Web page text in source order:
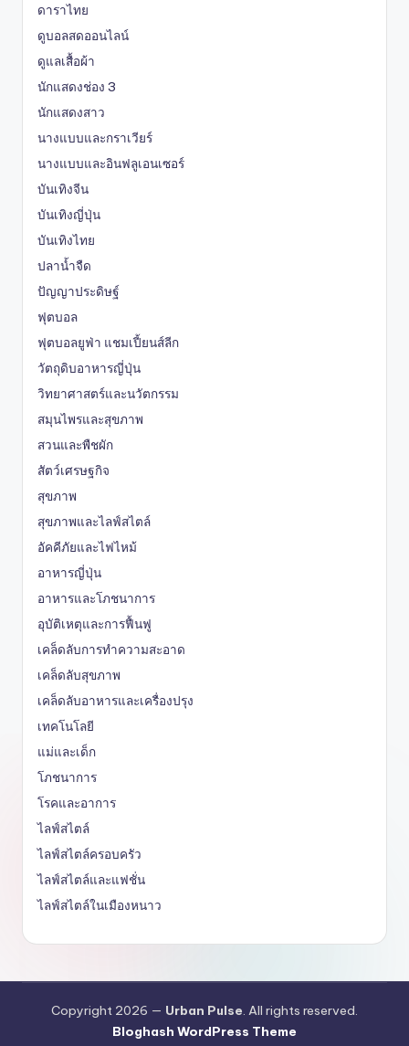
ดาราไทย
ดูบอลสดออนไลน์
ดูแลเสื้อผ้า
นักแสดงช่อง 3
นักแสดงสาว
นางแบบและกราเวียร์
นางแบบและอินฟลูเอนเซอร์
บันเทิงจีน
บันเทิงญี่ปุ่น
บันเทิงไทย
ปลาน้ำจืด
ปัญญาประดิษฐ์
ฟุตบอล
ฟุตบอลยูฟ่า แชมเปี้ยนส์ลีก
วัตถุดิบอาหารญี่ปุ่น
วิทยาศาสตร์และนวัตกรรม
สมุนไพรและสุขภาพ
สวนและพืชผัก
สัตว์เศรษฐกิจ
สุขภาพ
สุขภาพและไลฟ์สไตล์
อัคคีภัยและไฟไหม้
อาหารญี่ปุ่น
อาหารและโภชนาการ
อุบัติเหตุและการฟื้นฟู
เคล็ดลับการทำความสะอาด
เคล็ดลับสุขภาพ
เคล็ดลับอาหารและเครื่องปรุง
เทคโนโลยี
แม่และเด็ก
โภชนาการ
โรคและอาการ
ไลฟ์สไตล์
ไลฟ์สไตล์ครอบครัว
ไลฟ์สไตล์และแฟชั่น
ไลฟ์สไตล์ในเมืองหนาว
Copyright 2026 — Urban Pulse. All rights reserved.
Bloghash WordPress Theme